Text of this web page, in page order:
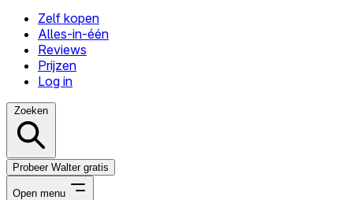
Zelf kopen
Alles-in-één
Reviews
Prijzen
Log in
Zoeken
Probeer Walter gratis
Open menu